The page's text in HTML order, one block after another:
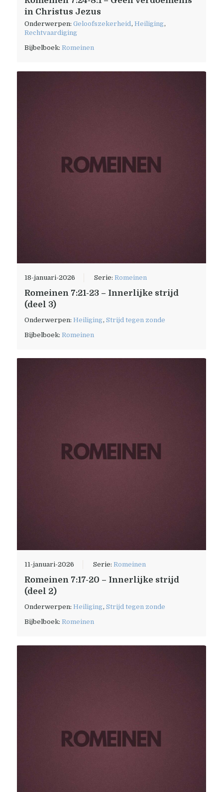
in Christus Jezus
Onderwerpen:Geloofszekerheid,Heiliging,
Rechtvaardiging
Bijbelboek:Romeinen
18-januari-2026 Serie:Romeinen
Romeinen 7:21-23 – Innerlijke strijd
(deel 3)
Onderwerpen:Heiliging,Strijd tegen zonde
Bijbelboek:Romeinen
11-januari-2026 Serie:Romeinen
Romeinen 7:17-20 – Innerlijke strijd
(deel 2)
Onderwerpen:Heiliging,Strijd tegen zonde
Bijbelboek:Romeinen